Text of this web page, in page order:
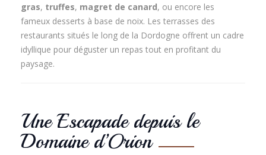
gras, truffes, magret de canard, ou encore les
fameux desserts à base de noix. Les terrasses des
restaurants situés le long de la Dordogne offrent un cadre
idyllique pour déguster un repas tout en profitant du
paysage.
Une Escapade depuis le
Domaine d’Orion